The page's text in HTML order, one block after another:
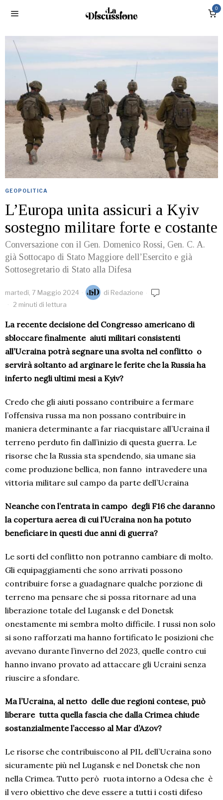
0
GEOPOLITICA
L’Europa unita assicuri a Kyiv
sostegno militare forte e costante
Conversazione con il Gen. Domenico Rossi, Gen. C. A.
già Sottocapo di Stato Maggiore dell’Esercito e già
Sottosegretario di Stato alla Difesa
martedì, 7 Maggio 2024 di Redazione
2 minuti di lettura
La recente decisione del Congresso americano di
sbloccare finalmente aiuti militari consistenti
all’Ucraina potrà segnare una svolta nel conflitto o
servirà soltanto ad arginare le ferite che la Russia ha
inferto negli ultimi mesi a Kyiv?
Credo che gli aiuti possano contribuire a fermare
l’offensiva russa ma non possano contribuire in
maniera determinante a far riacquistare all’Ucraina il
terreno perduto fin dall’inizio di questa guerra. Le
risorse che la Russia sta spendendo, sia umane sia
come produzione bellica, non fanno intravedere una
vittoria militare sul campo da parte dell’Ucraina
Neanche con l’entrata in campo degli F16 che daranno
la copertura aerea di cui l’Ucraina non ha potuto
beneficiare in questi due anni di guerra?
Le sorti del conflitto non potranno cambiare di molto.
Gli equipaggiamenti che sono arrivati possono
contribuire forse a guadagnare qualche porzione di
terreno ma pensare che si possa ritornare ad una
liberazione totale del Lugansk e del Donetsk
onestamente mi sembra molto difficile. I russi non solo
si sono rafforzati ma hanno fortificato le posizioni che
avevano durante l’inverno del 2023, quelle contro cui
hanno invano provato ad attaccare gli Ucraini senza
riuscire a sfondare.
Ma l’Ucraina, al netto delle due regioni contese, può
liberare tutta quella fascia che dalla Crimea chiude
sostanzialmente l’accesso al Mar d’Azov?
Le risorse che contribuiscono al PIL dell’Ucraina sono
sicuramente più nel Lugansk e nel Donetsk che non
nella Crimea. Tutto però ruota intorno a Odesa che è
il vero obiettivo che deve essere a tutti i costi difeso